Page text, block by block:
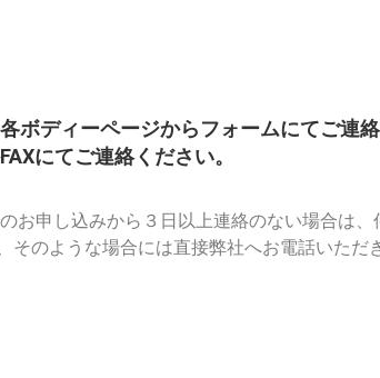
ボディーページからフォームにてご連
にてご連絡ください。
お申し込みから３日以上連絡のない場合は
のような場合には直接弊社へお電話いただ